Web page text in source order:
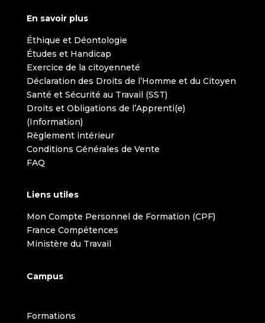
En savoir plus
Éthique et Déontologie
Études et Handicap
Exercice de la citoyenneté
Déclaration des Droits de l’Homme et du Citoyen
Santé et Sécurité au Travail (SST)
Droits et Obligations de l’Apprenti(e)
(Information)
Règlement intérieur
Conditions Générales de Vente
FAQ
Liens utiles
Mon Compte Personnel de Formation (CPF)
France Compétences
Ministère du Travail
Campus
Formations